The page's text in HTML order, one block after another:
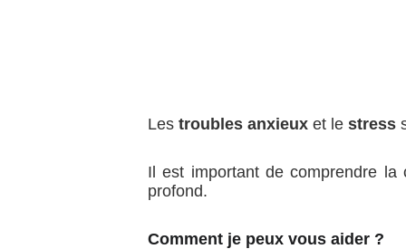
Les troubles anxieux et le stress
Il est important de comprendre
profond.
Comment je peux vous aider ?